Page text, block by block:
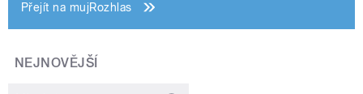
Přejít na mujRozhlas
NEJNOVĚJŠÍ